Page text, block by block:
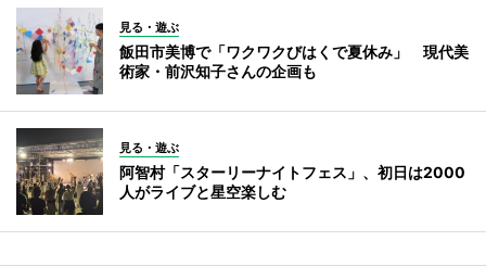
見る・遊ぶ
飯田市美博で「ワクワクびはくで夏休み」 現代美
術家・前沢知子さんの企画も
見る・遊ぶ
阿智村「スターリーナイトフェス」、初日は2000
人がライブと星空楽しむ